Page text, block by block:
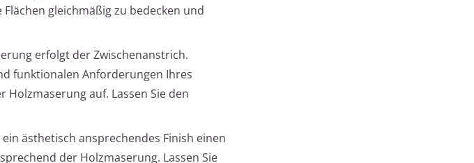
gleichmäßig zu bedecken und
erfolgt der Zwischenanstrich.
funktionalen Anforderungen Ihres
Holzmaserung auf. Lassen Sie den
ästhetisch ansprechendes Finish einen
der Holzmaserung. Lassen Sie